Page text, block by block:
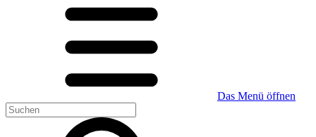
Das Menü öffnen